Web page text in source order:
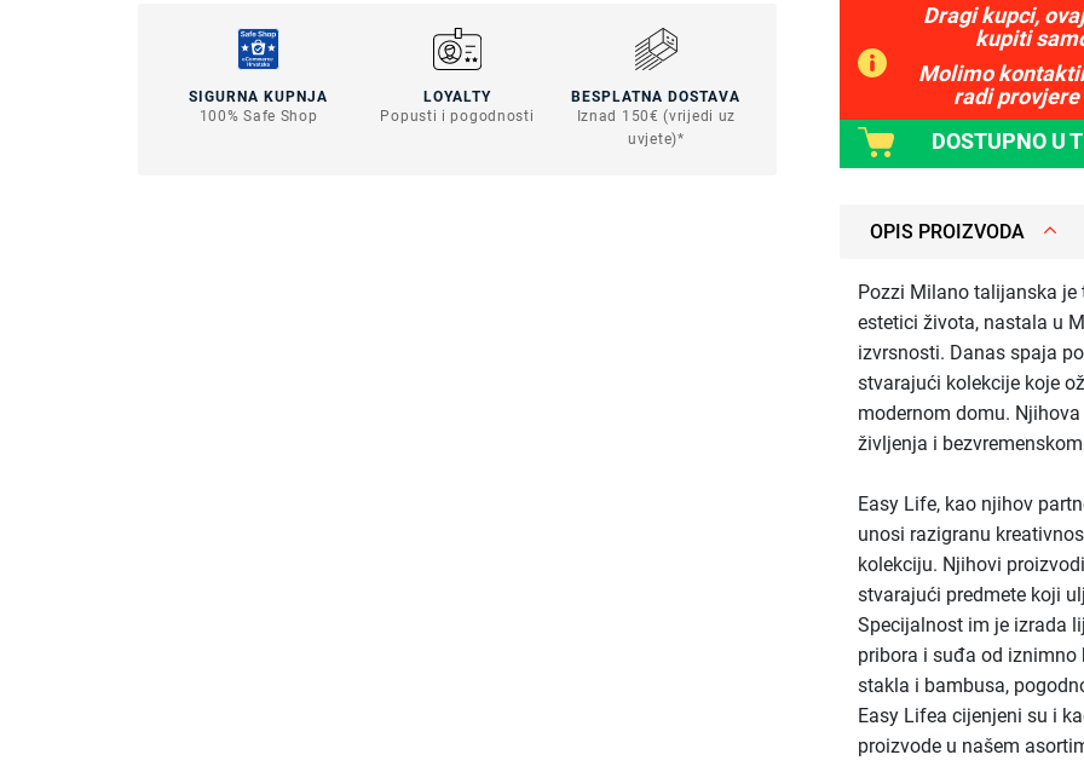
SIGURNA KUPNJA
100% Safe Shop
LOYALTY
Popusti i pogodnosti
BESPLATNA DOSTAVA
Iznad 150€ (vrijedi uz
uvjete)*
Dragi kupci,
kupiti
Molimo
radi
DOSTUPNO U
OPIS PROIZVODA
Pozzi Milano talijanska
estetici života, nastala u
izvrsnosti. Danas spaja
stvarajući kolekcije koje
modernom domu.
življenja i
Easy Life, kao njihov
unosi razigranu
kolekciju. Njihovi
stvarajući predmete koji
Specijalnost im je izrada
pribora i suđa od
stakla i bambusa,
Easy Lifea cijenjeni su i
proizvode u našem